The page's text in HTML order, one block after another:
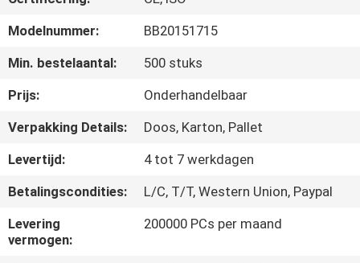
NEEM
CONTACT
MET
ONS
Modelnummer:
BB20151715
Min. bestelaantal:
500 stuks
Prijs:
Onderhandelbaar
Verpakking Details:
Doos, Karton, Pallet
Levertijd:
4 tot 7 werkdagen
Betalingscondities:
L/C, T/T, Western Union, Paypal
Levering
vermogen:
200000 PCs per maand